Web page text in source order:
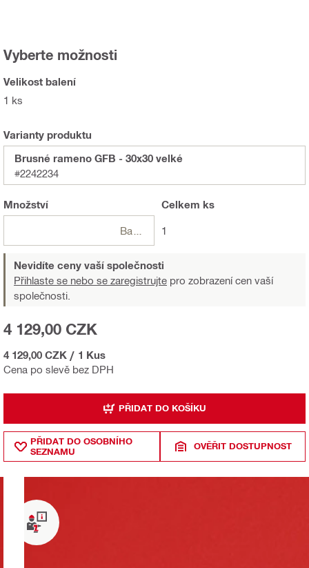
Vyberte možnosti
Velikost balení
1 ks
Varianty produktu
Brusné rameno GFB - 30x30 velké
#2242234
Množství Celkem ks
1
Nevidíte ceny vaší společnosti
Přihlaste se nebo se zaregistrujte pro zobrazení cen vaší
společnosti.
Cena po slevě bez DPH
4 129,00 CZK
4 129,00 CZK / 1 Kus
PŘIDAT DO KOŠÍKU
PŘIDAT DO OSOBNÍHO
SEZNAMU
OVĚŘIT DOSTUPNOST